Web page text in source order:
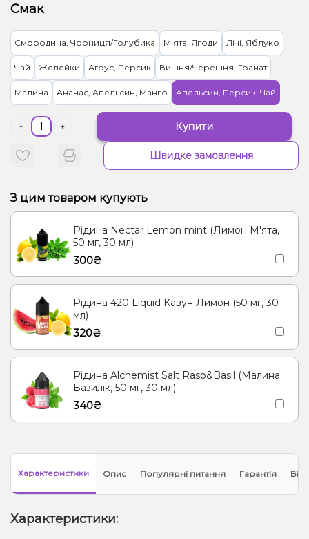
Смак
Смородина, Чорниця/Голубика М'ята, Ягоди Лічі, Яблуко
Чай Желейки Аґрус, Персик Вишня/Черешня, Гранат
Малина Ананас, Апельсин, Манго Апельсин, Персик, Чай
- + Купити
Швидке замовлення
З цим товаром купують
Рідина Nectar Lemon mint (Лимон М'ята,
50 мг, 30 мл)
300₴
Рідина 420 Liquid Кавун Лимон (50 мг, 30
мл)
320₴
Рідина Alchemist Salt Rasp&Basil (Малина
Базилік, 50 мг, 30 мл)
340₴
Характеристики Опис Популярні питання Гарантія
Характеристики: